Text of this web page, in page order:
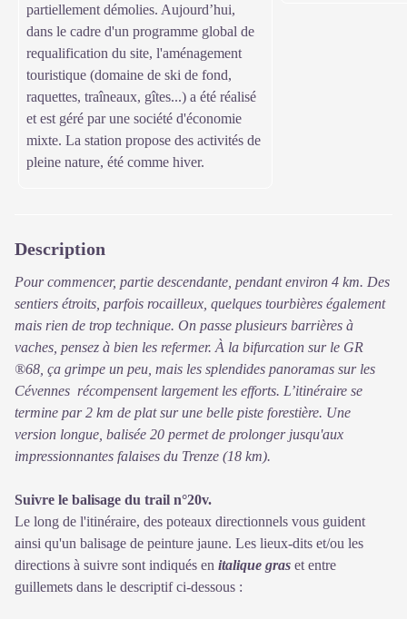
partiellement démolies. Aujourd’hui,
dans le cadre d'un programme global de
requalification du site, l'aménagement
touristique (domaine de ski de fond,
raquettes, traîneaux, gîtes...) a été réalisé
et est géré par une société d'économie
mixte. La station propose des activités de
pleine nature, été comme hiver.
Description
Pour commencer, partie descendante, pendant environ 4 km. Des
sentiers étroits, parfois rocailleux, quelques tourbières également
mais rien de trop technique. On passe plusieurs barrières à
vaches, pensez à bien les refermer. À la bifurcation sur le GR
®68, ça grimpe un peu, mais les splendides panoramas sur les
Cévennes récompensent largement les efforts. L’itinéraire se
termine par 2 km de plat sur une belle piste forestière. Une
version longue, balisée 20 permet de prolonger jusqu'aux
impressionnantes falaises du Trenze (18 km).
Suivre le balisage du trail n°20v.
Le long de l'itinéraire, des poteaux directionnels vous guident
ainsi qu'un balisage de peinture jaune. Les lieux-dits et/ou les
directions à suivre sont indiqués en italique gras et entre
guillemets dans le descriptif ci-dessous :